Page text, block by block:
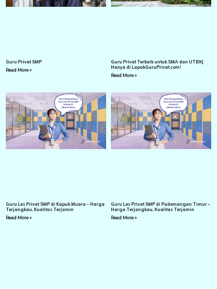
Guru Privat SMP
Read More »
Guru Privat Terbaik untuk SMA dan UTBK|
Hanya di LapakGuruPrivat.com!
Read More »
Guru Les Privat SMP di Kapuk Muara – Harga
Terjangkau, Kualitas Terjamin
Read More »
Guru Les Privat SMP di Pademangan Timur –
Harga Terjangkau, Kualitas Terjamin
Read More »